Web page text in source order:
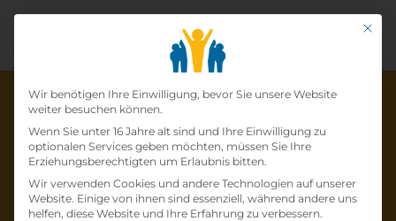
Die Lehrstelle wurde schon
besetzt!
Mit
Datenschutz-
Wir benötigen Ihre Einwilligung, bevor Sie unsere Website
weiter besuchen können.
Wenn Sie unter 16 Jahre alt sind und Ihre Einwilligung zu
optionalen Services geben möchten, müssen Sie Ihre
Erziehungsberechtigten um Erlaubnis bitten.
Wir verwenden Cookies und andere Technologien auf unserer
Website. Einige von ihnen sind essenziell, während andere uns
helfen, diese Website und Ihre Erfahrung zu verbessern.